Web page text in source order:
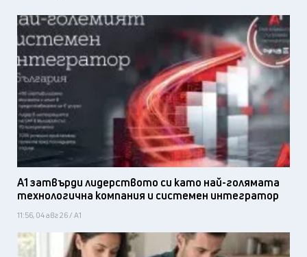
А1 затвърди лидерството си като най-голямата
технологична компания и системен интегратор
11:56, 04 авг 26 / А1